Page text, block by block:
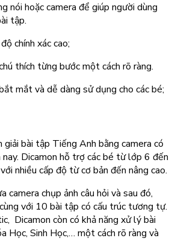
nói hoặc camera để giúp người dùng
tập.
chính xác cao;
thích từng bước một cách rõ ràng.
mắt và dễ dàng sử dụng cho các bé;
giải bài tập Tiếng Anh bằng camera có
nay. Dicamon hỗ trợ các bé từ lớp 6 đến
nhiều cấp độ từ cơ bản đến nâng cao.
camera chụp ảnh câu hỏi và sau đó,
với 10 bài tập có cấu trúc tương tự.
Dicamon còn có khả năng xử lý bài
Học, Sinh Học,… một cách rõ ràng và